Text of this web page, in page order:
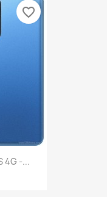
4G -...
favorite_border